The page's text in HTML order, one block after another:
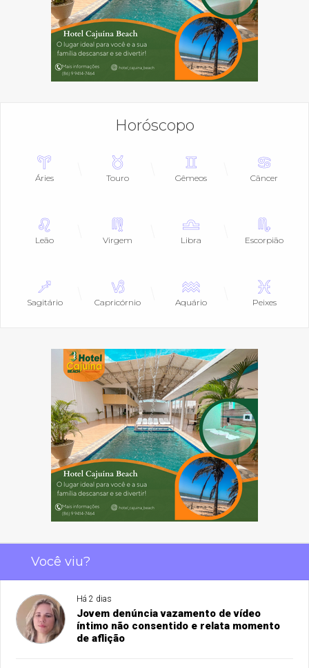
Horóscopo
Áries Touro Gêmeos Câncer
Leão Virgem Libra Escorpião
Sagitário Capricórnio Aquário Peixes
Você viu?
Há 2 dias
Jovem denúncia vazamento de vídeo
íntimo não consentido e relata momento
de aflição